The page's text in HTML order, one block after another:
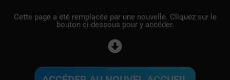
Cette page a été remplacée par une nouvelle. Cliquez sur le
bouton ci-dessous pour y accéder.